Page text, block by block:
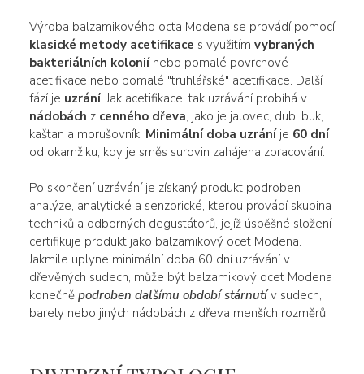
Výroba balzamikového octa Modena se provádí pomocí
klasické metody acetifikace s využitím vybraných
bakteriálních koloniínebo pomalé povrchové
acetifikace nebo pomalé "truhlářské" acetifikace. Další
fází je uzrání. Jak acetifikace, tak uzrávání probíhá v
nádobách z cenného dřeva, jako je jalovec, dub, buk,
kaštan a morušovník. Minimální doba uzráníje 60 dní
od okamžiku, kdy je směs surovin zahájena zpracování.
Po skončení uzrávání je získaný produkt podroben
analýze, analytické a senzorické, kterou provádí skupina
techniků a odborných degustátorů, jejíž úspěšné složení
certifikuje produkt jako balzamikový ocet Modena.
Jakmile uplyne minimální doba 60 dní uzrávání v
dřevěných sudech, může být balzamikový ocet Modena
konečně podroben dalšímu období stárnutív sudech,
barely nebo jiných nádobách z dřeva menších rozměrů.